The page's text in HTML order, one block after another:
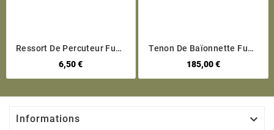
Ressort De Percuteur Fusil
6,50 €
Tenon De Baïonnette Fusil
185,00 €
Informations 